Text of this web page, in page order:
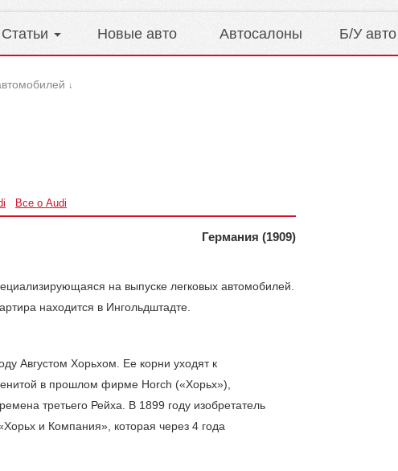
Статьи Новые авто Автосалоны Б/У авто
↓
Все о Audi
Германия (1909)
на выпуске легковых автомобилей.
находится в Ингольдштадте.
Августом Хорьхом. Ее корни уходят к
в прошлом фирме Horch («Хорьх»),
третьего Рейха. В 1899 году изобретатель
и Компания», которая через 4 года